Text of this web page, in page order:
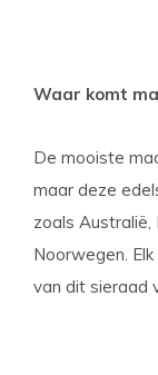
Waar komt
De mooiste
maar deze
zoals Australië,
Noorwegen.
van dit sieraad